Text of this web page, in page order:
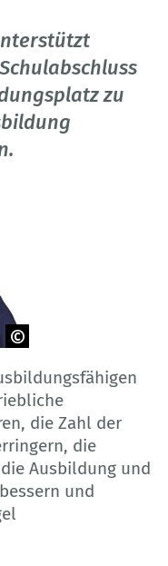
zu
die Zahl der
die
Ausbildung und
und